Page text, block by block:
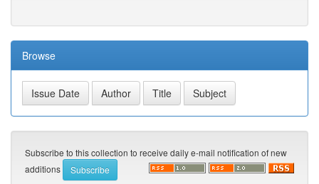
Browse
Subscribe to this collection to receive daily e-mail notification of new
additions